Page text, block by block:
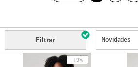
Filtrar Novidades
-19%